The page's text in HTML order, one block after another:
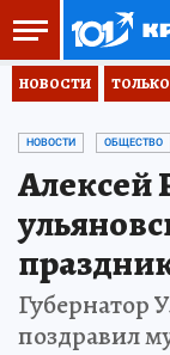
НОВОСТИ
НОВОСТИ ОБЩЕСТВО
Алексей
Губернатор
поздравил